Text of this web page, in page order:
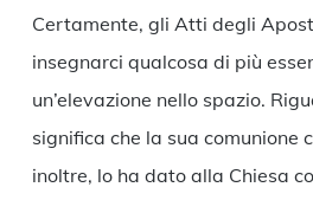
Certamente, gli Atti degli
insegnarci qualcosa di più
un’elevazione nello spazio.
significa che la sua comunione
inoltre, lo ha dato alla Chiesa